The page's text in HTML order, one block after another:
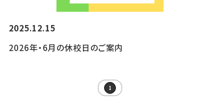
2025.12.15
2026年・6月の休校日のご案内
1